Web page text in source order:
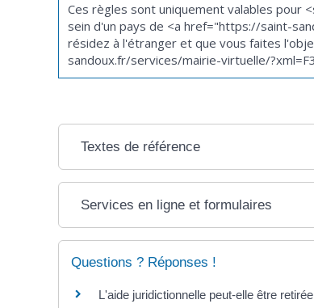
Ces règles sont uniquement valables pour
sein d'un pays de <a href="https://saint-
résidez à l'étranger et que vous faites
sandoux.fr/services/mairie-virtuelle/
Textes de référence
Services en ligne et formulaires
Questions ? Réponses !
L'aide juridictionnelle peut-elle être